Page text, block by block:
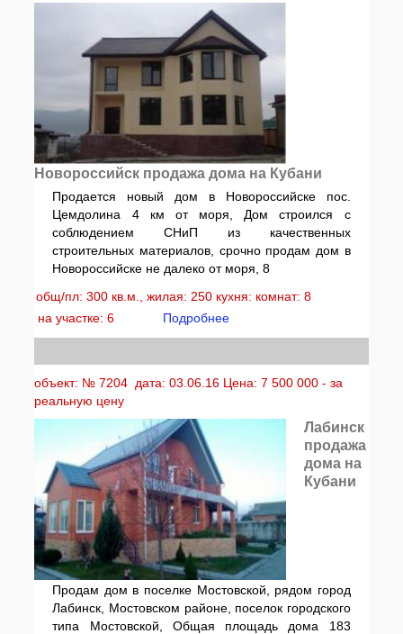
Новороссийск продажа дома на Кубани
Продается новый дом в Новороссийске пос.
Цемдолина 4 км от моря, Дом строился с
соблюдением СНиП из качественных
строительных материалов, срочно продам дом в
Новороссийске не далеко от моря, 8
общ/пл: 300 кв.м., жилая: 250 кухня: комнат: 8
на участке: 6
Подробнее
объект: № 7204 дата: 03.06.16 Цена: 7 500 000 - за
реальную цену
Лабинск
продажа
дома на
Кубани
Продам дом в поселке Мостовской, рядом город
Лабинск, Мостовском районе, поселок городского
типа Мостовской, Общая площадь дома 183